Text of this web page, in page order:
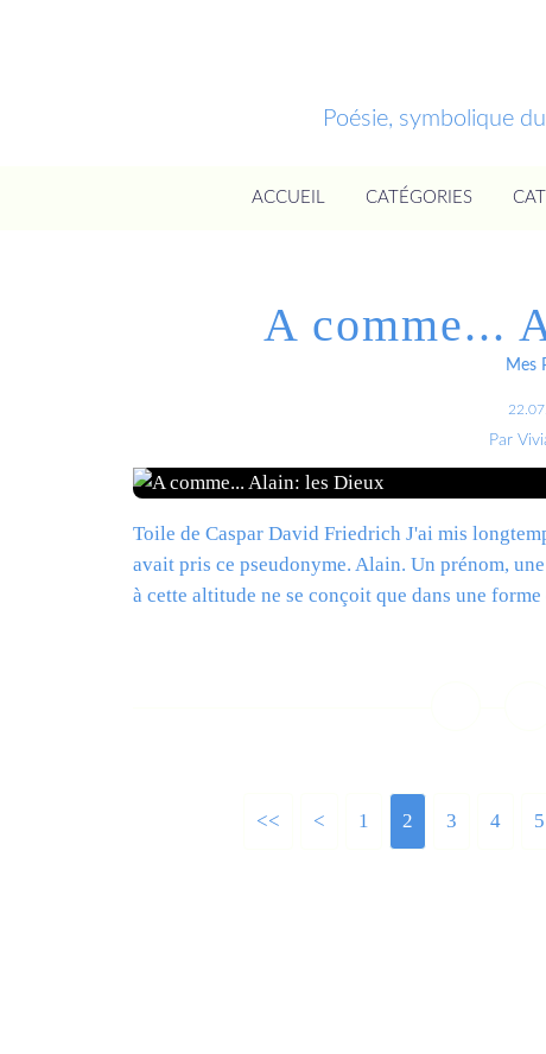
Poésie, symbolique
ACCUEIL CATÉGORIES
A comme...
Mes
Par
Toile de Caspar David Friedrich J'ai mis
avait pris ce pseudonyme. Alain. Un prénom,
à cette altitude ne se conçoit que dans une
<< < 1 2 3 4 5